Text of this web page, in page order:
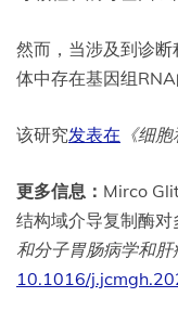
然而，当涉及到诊
体中存在基因组RNA
该研究发表在 《细
更多信息： Mirco
结构域介导复制酶对
和分子胃肠病学和肝
10.1016/